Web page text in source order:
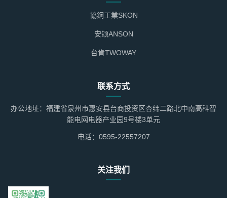
協鋼工業SKON
安颂ANSON
台肯TWOWAY
联系方式
办公地址：福建省泉州市惠安县台商投资区杏纬二路北中南高科智
能电网电器产业园9号楼3单元
电话：0595-22557207
关注我们